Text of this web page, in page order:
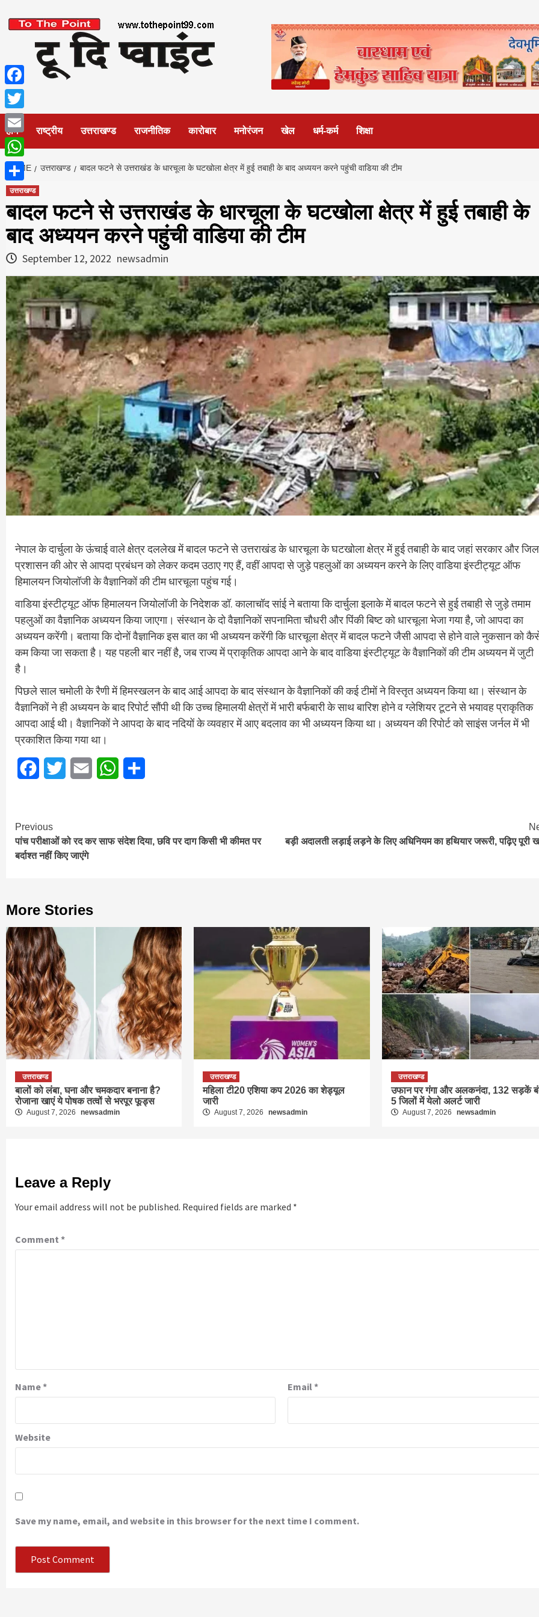
to
होम राष्ट्रीय उत्तराखण्ड राजनीतिक कारोबार मनोरंजन खेल धर्म-कर्म शिक्षा
HOME उत्तराखण्ड बादल फटने से उत्तराखंड के धारचूला के घटखोला क्षेत्र में हुई तबाही के बाद अध्ययन करने पहुंची वाडिया की टीम
उत्तराखण्ड
बादल फटने से उत्तराखंड के धारचूला के घटखोला क्षेत्र में हुई तबाही के
बाद अध्ययन करने पहुंची वाडिया की टीम
September 12, 2022 newsadmin
नेपाल के दार्चुला के ऊंचाई वाले क्षेत्र दललेख में बादल फटने से उत्तराखंड के धारचूला के घटखोला क्षेत्र में हुई तबाही के बाद जहां सरकार और
प्रशासन की ओर से आपदा प्रबंधन को लेकर कदम उठाए गए हैं, वहीं आपदा से जुड़े पहलुओं का अध्ययन करने के लिए वाडिया इंस्टीट्यूट ऑफ
हिमालयन जियोलॉजी के वैज्ञानिकों की टीम धारचूला पहुंच गई।
वाडिया इंस्टीट्यूट ऑफ हिमालयन जियोलॉजी के निदेशक डॉ. कालाचॉद सांई ने बताया कि दार्चुला इलाके में बादल फटने से हुई तबाही से जुड़े तमाम
पहलुओं का वैज्ञानिक अध्ययन किया जाएगा। संस्थान के दो वैज्ञानिकों सपनामिता चौधरी और पिंकी बिष्ट को धारचूला भेजा गया है, जो आपदा का
अध्ययन करेंगी। बताया कि दोनों वैज्ञानिक इस बात का भी अध्ययन करेंगी कि धारचूला क्षेत्र में बादल फटने जैसी आपदा से होने वाले नुकसान को
कम किया जा सकता है। यह पहली बार नहीं है, जब राज्य में प्राकृतिक आपदा आने के बाद वाडिया इंस्टीट्यूट के वैज्ञानिकों की टीम अध्ययन में जुटी
है।
पिछले साल चमोली के रैणी में हिमस्खलन के बाद आई आपदा के बाद संस्थान के वैज्ञानिकों की कई टीमों ने विस्तृत अध्ययन किया था। संस्थान के
वैज्ञानिकों ने ही अध्ययन के बाद रिपोर्ट सौंपी थी कि उच्च हिमालयी क्षेत्रों में भारी बर्फबारी के साथ बारिश होने व ग्लेशियर टूटने से भयावह प्राकृतिक
आपदा आई थी। वैज्ञानिकों ने आपदा के बाद नदियों के व्यवहार में आए बदलाव का भी अध्ययन किया था। अध्ययन की रिपोर्ट को साइंस जर्नल में भी
प्रकाशित किया गया था।
FacebookTwitter Email WhatsApp
Continue
Reading
Previous
पांच परीक्षाओं को रद कर साफ संदेश दिया, छवि पर दाग किसी भी कीमत पर
बर्दाश्त नहीं किए जाएंगे
बड़ी अदालती लड़ाई लड़ने के लिए अधिनियम का हथियार जरूरी, पढ़िए पूरी
More Stories
उत्तराखण्ड
बालों को लंबा, घना और चमकदार बनाना है?
रोजाना खाएं ये पोषक तत्वों से भरपूर फूड्स
August 7, 2026 newsadmin
उत्तराखण्ड
महिला टी20 एशिया कप 2026 का शेड्यूल
जारी
August 7, 2026 newsadmin
उत्तराखण्ड
उफान पर गंगा और अलकनंदा, 132 सड़कें
5 जिलों में येलो अलर्ट जारी
August 7, 2026 newsadmin
Leave a Reply
Your email address will not be published. Required fields are marked *
Comment *
Name* Email*
Website
Save my name, email, and website in this browser for the next time I comment.
Facebook
Twitter
Email
WhatsApp
Share